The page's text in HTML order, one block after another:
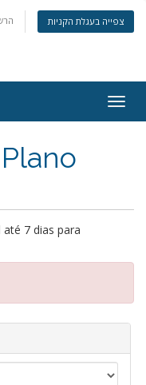
צפייה בעגלת הקניות
ניווט
7 dias para